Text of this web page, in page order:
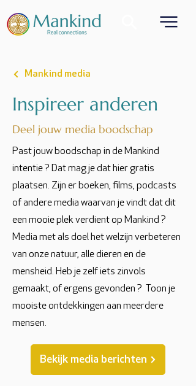
Mankind media
Inspireer anderen
Deel jouw media boodschap
Past jouw boodschap in de Mankind
intentie ? Dat mag je dat hier gratis
plaatsen. Zijn er boeken, films, podcasts
of andere media waarvan je vindt dat dit
een mooie plek verdient op Mankind ?
Media met als doel het welzijn verbeteren
van onze natuur, alle dieren en de
mensheid. Heb je zelf iets zinvols
gemaakt, of ergens gevonden ? Toon je
mooiste ontdekkingen aan meerdere
mensen.
Bekijk media berichten